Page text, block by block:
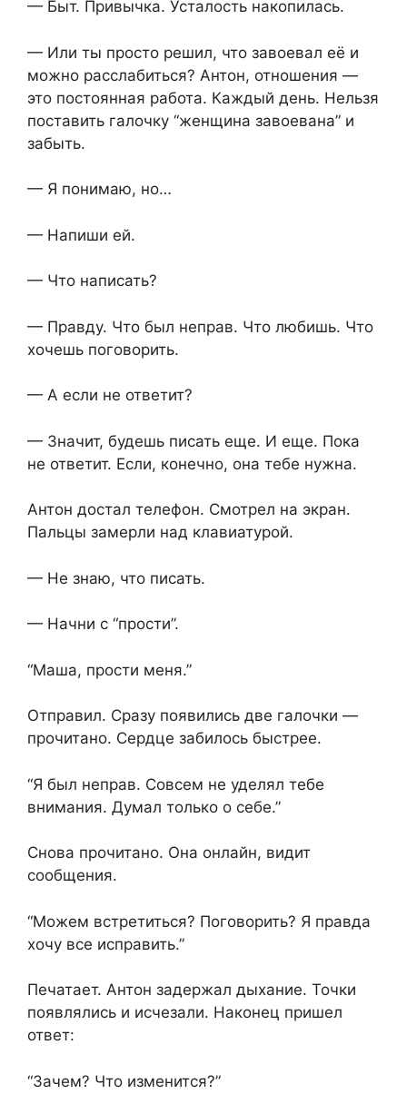
— Быт. Привычка. Усталость накопилась.
— Или ты просто решил, что завоевал её и
можно расслабиться? Антон, отношения —
это постоянная работа. Каждый день. Нельзя
поставить галочку “женщина завоевана” и
забыть.
— Я понимаю, но…
— Напиши ей.
— Что написать?
— Правду. Что был неправ. Что любишь. Что
хочешь поговорить.
— А если не ответит?
— Значит, будешь писать еще. И еще. Пока
не ответит. Если, конечно, она тебе нужна.
Антон достал телефон. Смотрел на экран.
Пальцы замерли над клавиатурой.
— Не знаю, что писать.
— Начни с “прости”.
“Маша, прости меня.”
Отправил. Сразу появились две галочки —
прочитано. Сердце забилось быстрее.
“Я был неправ. Совсем не уделял тебе
внимания. Думал только о себе.”
Снова прочитано. Она онлайн, видит
сообщения.
“Можем встретиться? Поговорить? Я правда
хочу все исправить.”
Печатает. Антон задержал дыхание. Точки
появлялись и исчезали. Наконец пришел
ответ:
“Зачем? Что изменится?”